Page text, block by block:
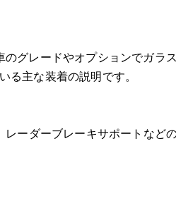
ガラス交換について
グレードやオプションでガラ
主な装着の説明です。
ーダーブレーキサポートなど